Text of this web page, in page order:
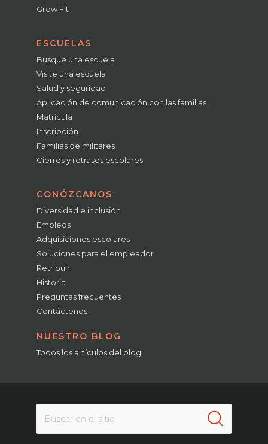
Grow Fit
ESCUELAS
Busque una escuela
Visite una escuela
Salud y seguridad
Aplicación de comunicación con las familias
Matrícula
Inscripción
Familias de militares
Cierres y retrasos escolares
CONÓZCANOS
Diversidad e inclusión
Empleos
Adquisiciones escolares
Soluciones para el empleador
Retribuir
Historia
Preguntas frecuentes
Contáctenos
NUESTRO BLOG
Todos los artículos del blog